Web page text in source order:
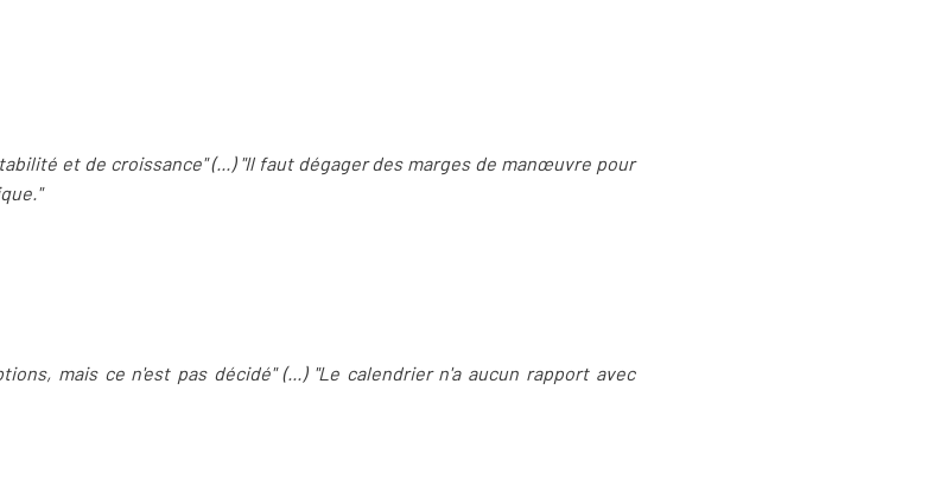
et de croissance" (...) "Il faut dégager des marges de manœuvre pour
mais ce n'est pas décidé" (...) "Le calendrier n'a aucun rapport avec